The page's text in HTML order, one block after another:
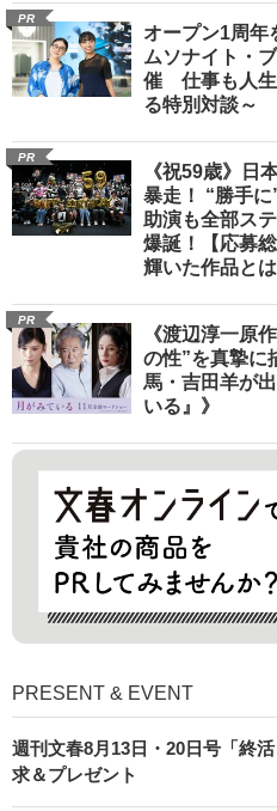
PR
オープン1周年
ムソナイト・
催 仕事も人生
る特別対談～
PR
《祝59歳》日
暴走！ “勝手
助演も全部ス
爆誕！【応募
輝いた作品とは
PR
《渡辺淳一原
の性”を真摯に
馬・吉田羊が
いる』》
PRESENT & EVENT
週刊文春8月13日・20日号「終
求＆プレゼント